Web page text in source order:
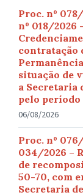
Proc. nº
nº 018/2026
contratação
situação de
a Secretaria
pelo período
06/08/2026
Proc. nº
034/2026 –
de
50-70, com
Secretaria